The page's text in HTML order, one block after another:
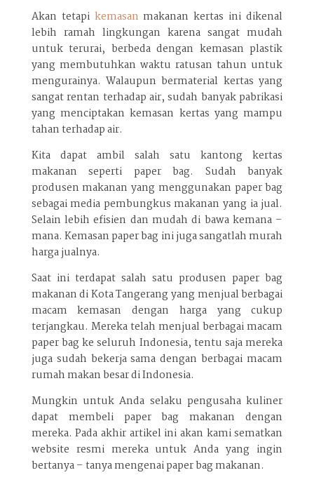
Akan tetapi kemasan makanan kertas ini dikenal
lebih ramah lingkungan karena sangat mudah
untuk terurai, berbeda dengan kemasan plastik
yang membutuhkan waktu ratusan tahun untuk
mengurainya. Walaupun bermaterial kertas yang
sangat rentan terhadap air, sudah banyak pabrikasi
yang menciptakan kemasan kertas yang mampu
tahan terhadap air.
Kita dapat ambil salah satu kantong kertas
makanan seperti paper bag. Sudah banyak
produsen makanan yang menggunakan paper bag
sebagai media pembungkus makanan yang ia jual.
Selain lebih efisien dan mudah di bawa kemana –
mana. Kemasan paper bag ini juga sangatlah murah
harga jualnya.
Saat ini terdapat salah satu produsen paper bag
makanan di Kota Tangerang yang menjual berbagai
macam kemasan dengan harga yang cukup
terjangkau. Mereka telah menjual berbagai macam
paper bag ke seluruh Indonesia, tentu saja mereka
juga sudah bekerja sama dengan berbagai macam
rumah makan besar di Indonesia.
Mungkin untuk Anda selaku pengusaha kuliner
dapat membeli paper bag makanan dengan
mereka. Pada akhir artikel ini akan kami sematkan
website resmi mereka untuk Anda yang ingin
bertanya – tanya mengenai paper bag makanan.